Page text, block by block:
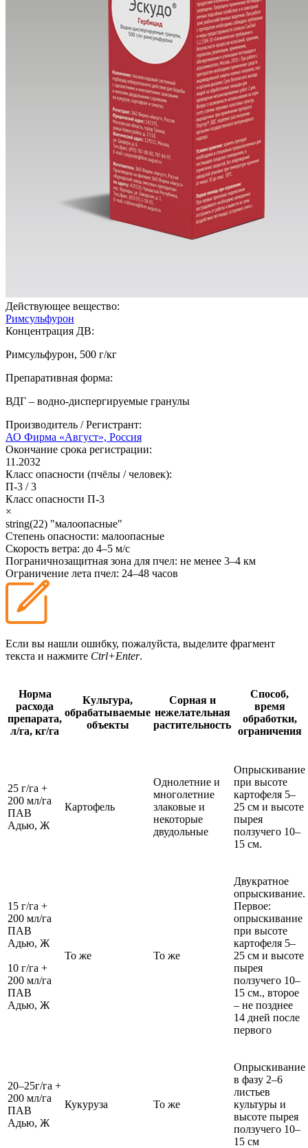
Действующее вещество:
Римсульфурон
Концентрация ДВ:
Римсульфурон, 500 г/кг
Препаративная форма:
ВДГ – водно-диспергируемые гранулы
Производитель / Регистрант:
АО Фирма «Август», Россия
Окончание срока регистрации:
11.2032
Класс опасности (пчёлы / человек):
П-3 /3
Класс опасности П-3
×
string(22) "малоопасные"
Степень опасности: малоопасные
Скорость ветра: до 4–5 м/с
Пограничнозащитная зона для пчел: не менее 3–4 км
Ограничение лета пчел: 24–48 часов
Если вы нашли ошибку, пожалуйста, выделите фрагмент
текста и нажмите Ctrl+Enter.
Норма
расхода
препарата,
л/га, кг/га
Культура,
обрабатываемые
объекты
Сорная и
нежелательная
растительность
Способ,
время
обработки,
ограничения
25 г/га +
200 мл/га
ПАВ
Адью, Ж
Картофель
Однолетние и
многолетние
злаковые и
некоторые
двудольные
Опрыскивание
при высоте
картофеля 5–
25 см и высоте
пырея
ползучего 10–
15 см.
15 г/га +
200 мл/га
ПАВ
Адью, Ж
10 г/га +
200 мл/га
ПАВ
Адью, Ж
То же То же
Двукратное
опрыскивание.
Первое:
опрыскивание
при высоте
картофеля 5–
25 см и высоте
пырея
ползучего 10–
15 см., второе
– не позднее
14 дней после
первого
20–25г/га +
200 мл/га
ПАВ
Адью, Ж
Кукуруза То же
Опрыскивание
в фазу 2–6
листьев
культуры и
высоте пырея
ползучего 10–
15 см